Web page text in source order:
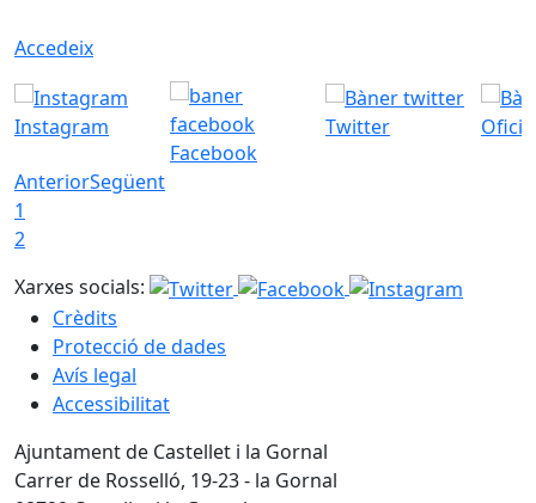
Accedeix
Instagram
Facebook
Twitter
AnteriorSegüent
1
2
Xarxes socials:
Crèdits
Protecció de dades
Avís legal
Accessibilitat
Ajuntament de Castellet i la Gornal
Carrer de Rosselló, 19-23 - la Gornal